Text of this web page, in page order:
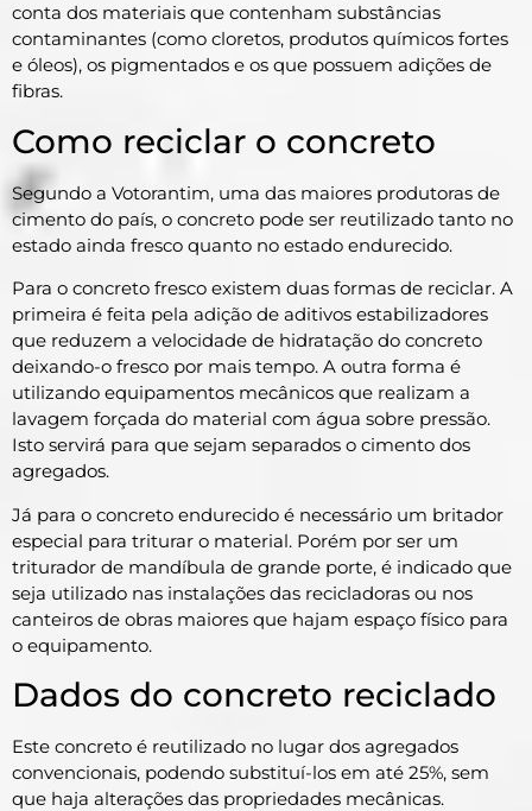
conta dos materiais que contenham substâncias
contaminantes (como cloretos, produtos químicos fortes
e óleos), os pigmentados e os que possuem adições de
fibras.
Como reciclar o concreto
Segundo a Votorantim, uma das maiores produtoras de
cimento do país, o concreto pode ser reutilizado tanto no
estado ainda fresco quanto no estado endurecido.
Para o concreto fresco existem duas formas de reciclar. A
primeira é feita pela adição de aditivos estabilizadores
que reduzem a velocidade de hidratação do concreto
deixando-o fresco por mais tempo. A outra forma é
utilizando equipamentos mecânicos que realizam a
lavagem forçada do material com água sobre pressão.
Isto servirá para que sejam separados o cimento dos
agregados.
Já para o concreto endurecido é necessário um britador
especial para triturar o material. Porém por ser um
triturador de mandíbula de grande porte, é indicado que
seja utilizado nas instalações das recicladoras ou nos
canteiros de obras maiores que hajam espaço físico para
o equipamento.
Dados do concreto reciclado
Este concreto é reutilizado no lugar dos agregados
convencionais, podendo substituí-los em até 25%, sem
que haja alterações das propriedades mecânicas.